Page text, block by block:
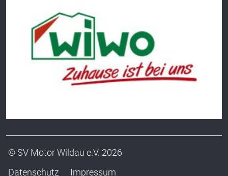
© SV Motor Wildau e.V. 2026
Datenschutz
Impressum